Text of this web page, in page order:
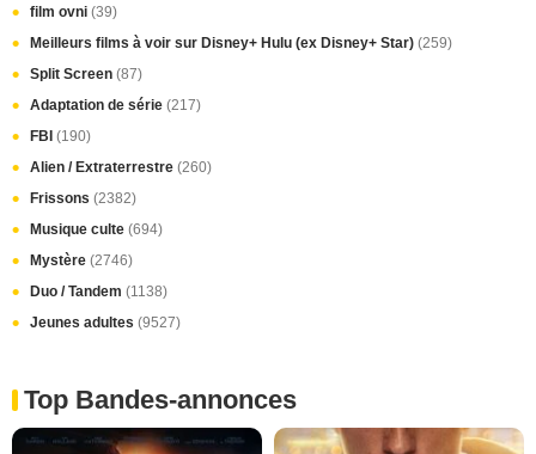
film ovni (39)
Meilleurs films à voir sur Disney+ Hulu (ex Disney+ Star) (259)
Split Screen (87)
Adaptation de série (217)
FBI (190)
Alien / Extraterrestre (260)
Frissons (2382)
Musique culte (694)
Mystère (2746)
Duo / Tandem (1138)
Jeunes adultes (9527)
Top Bandes-annonces